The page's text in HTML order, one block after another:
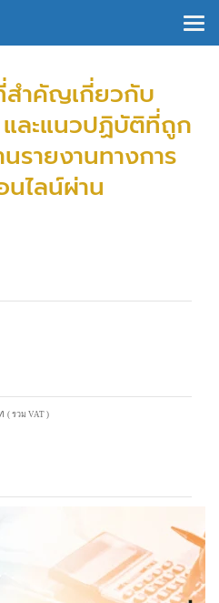
ำคัญเกี่ยวกับ
และแนวปฏิบัติที่ถูก
รายงานทางการ
ไลน์ผ่าน
( รวม VAT )
×